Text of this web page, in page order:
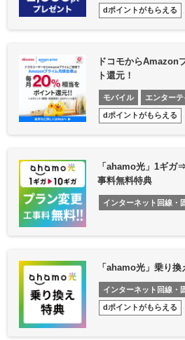
dポイントがもらえる
ドコモからAmazon
ト還元！
モバイル エンター
dポイントがもらえる
「ahamo光」1ギガ
事料無料特典
インターネット回線・
「ahamo光」乗り換
インターネット回線・
dポイントがもらえる